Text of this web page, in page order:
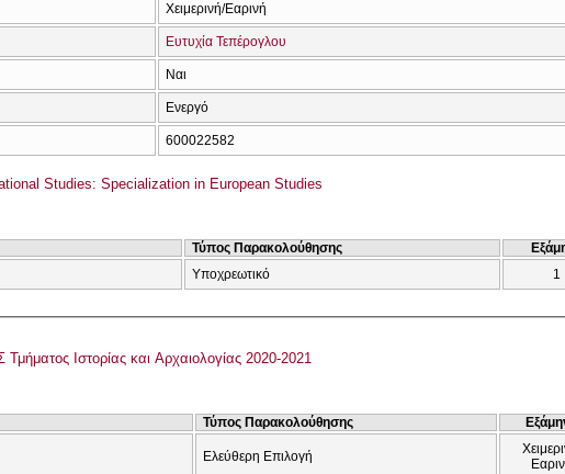
Χειμερινή/Εαρινή
Ευτυχία Τεπέρογλου
Ναι
Ενεργό
600022582
Studies: Specialization in European Studies
Τύπος Παρακολούθησης
Υποχρεωτικό 1
Τμήματος Ιστορίας και Αρχαιολογίας 2020-2021
Τύπος Παρακολούθησης
Ελεύθερη Επιλογή